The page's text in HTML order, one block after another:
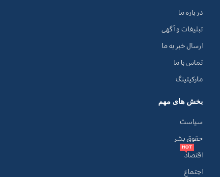
در باره ما
تبلیغات و آگهی
ارسال خبر به ما
تماس با ما
مارکیتینگ
بخش های مهم
سیاست
حقوق بشر
اقتصاد
HOT
اجتماع